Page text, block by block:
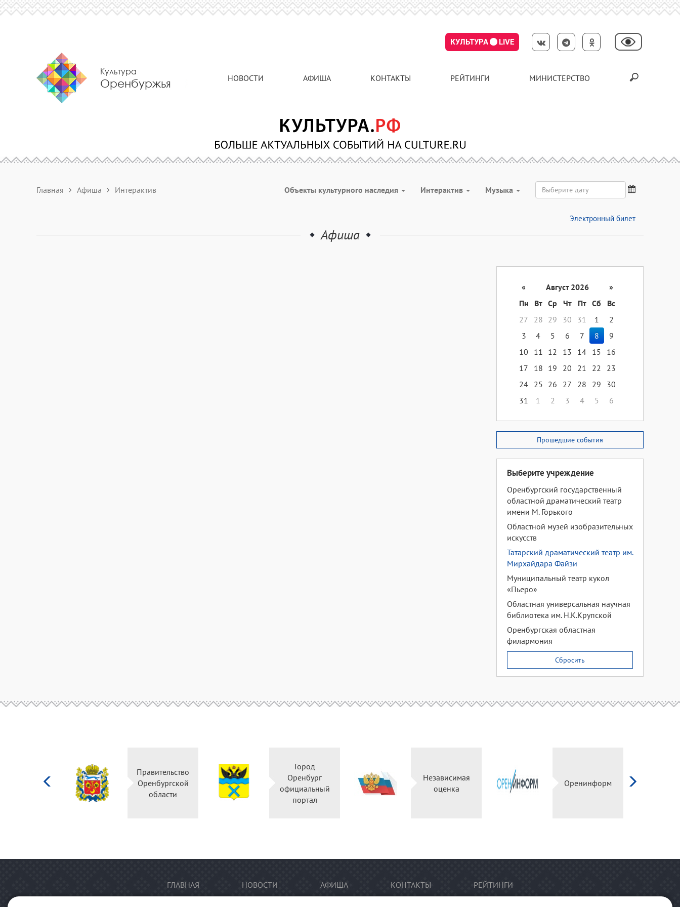
КУЛЬТУРА LIVE
Культура
Оренбуржья НОВОСТИ АФИША КОНТАКТЫ РЕЙТИНГИ МИНИСТЕРСТВО
Главная Афиша Интерактив Объекты культурного наследия Интерактив Музыка
Электронный билет
Афиша
« Август 2026
»
Пн
Вт Ср Чт Пт Сб
Вс
27
28 29 30 31 1
2
3
4 5 6 7 8
9
10
11 12 13 14 15
16
17
18 19 20 21 22
23
24 25 26 27 28 29
30
31
1 2 3 4 5 6
Прошедшие события
Выберите учреждение
Оренбургский государственный
областной драматический театр
имени М. Горького
Областной музей изобразительных
искусств
Татарский драматический театр им.
Мирхайдара Файзи
Муниципальный театр кукол
«Пьеро»
Областная универсальная научная
библиотека им. Н.К.Крупской
Оренбургская областная
филармония
Сбросить
Правительство
Оренбургской
области
Город
Оренбург
официальный
портал
Независимая
оценка
Оренинформ
ГЛАВНАЯ НОВОСТИ АФИША КОНТАКТЫ РЕЙТИНГИ